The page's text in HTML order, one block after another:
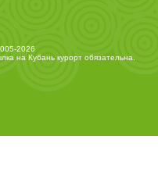
2026
на Кубань курортобязательна.